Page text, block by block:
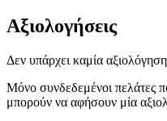
Αξιολογήσεις
Δεν υπάρχει καμία
Μόνο συνδεδεμένοι πελάτες
μπορούν να αφήσουν μία